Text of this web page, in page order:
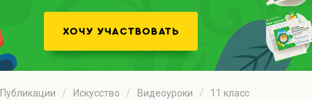
Публикации Искуcство Видеоуроки 11 класс